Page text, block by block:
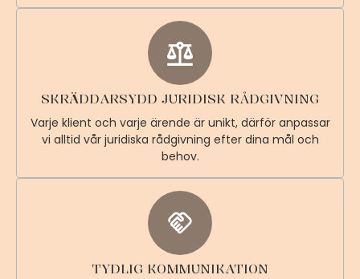
SKRÄDDARSYDD JURIDISK RÅDGIVNING
Varje klient och varje ärende är unikt, därför anpassar
vi alltid vår juridiska rådgivning efter dina mål och
behov.
TYDLIG KOMMUNIKATION